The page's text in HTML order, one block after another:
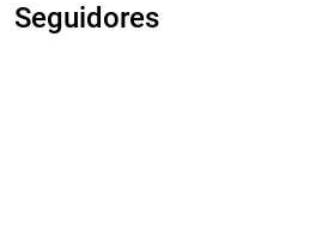
Seguidores